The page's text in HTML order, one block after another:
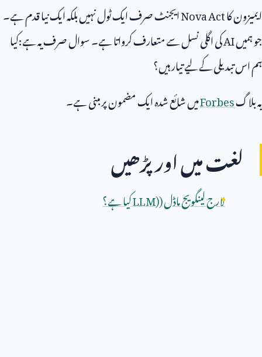
ایمیزون کاNova Actایجنٹ صرف ایک ٹول نہیں بلکہ ایک نیا قدم ہے۔
جو ہمیںAIکی اگلی نسل سے متعارف کرواتا ہے۔ سوال صرف یہ ہے:کیا
ہم اس تبدیلی کے لیے تیار ہیں؟
یہ بلاگForbesمیں شائع شدہ ایک مضمون پر مبنی ہے۔
لغت میں اور پڑھیں
لارج لینگویج ماڈل (LLM)کیا ہے؟